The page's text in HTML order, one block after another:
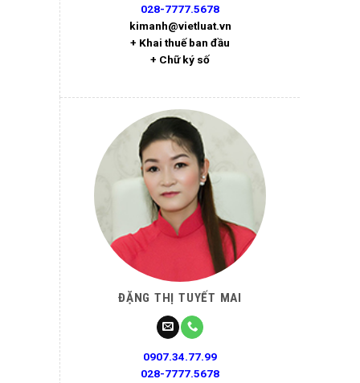
028-7777.5678
kimanh@vietluat.vn
+ Khai thuế ban đầu
+ Chữ ký số
ĐẶNG THỊ TUYẾT MAI
0907.34.77.99
028-7777.5678